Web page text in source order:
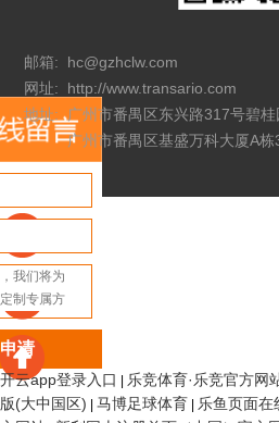
邮箱:
hc@gzhclw.com
网址:
http://www.transario.com
地址:
广州市番禺区东兴路317号碧
广州市番禺区基盛万科大厦A栋
请
开云app登录入口 乐竞体育·乐竞官方网
版(大中国区)
马博足球体育 乐鱼页面在